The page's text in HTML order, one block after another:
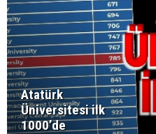
Atatürk
Üniversitesi ilk
1000’de